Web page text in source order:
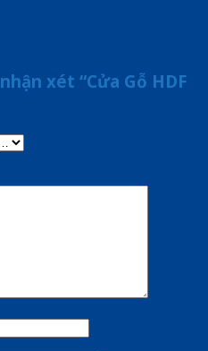
xét “Cửa Gỗ HDF